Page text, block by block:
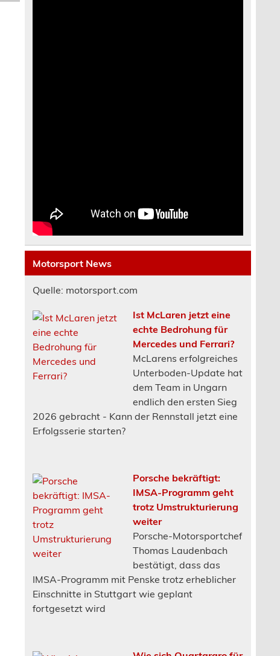
Motorsport News
Quelle: motorsport.com
Ist McLaren jetzt eine
echte Bedrohung für
Mercedes und Ferrari?
McLarens erfolgreiches
Unterboden-Update hat
dem Team in Ungarn
endlich den ersten Sieg
2026 gebracht - Kann der Rennstall jetzt eine
Erfolgsserie starten?
Porsche bekräftigt:
IMSA-Programm geht
trotz Umstrukturierung
weiter
Porsche-Motorsportchef
Thomas Laudenbach
bestätigt, dass das
IMSA-Programm mit Penske trotz erheblicher
Einschnitte in Stuttgart wie geplant
fortgesetzt wird